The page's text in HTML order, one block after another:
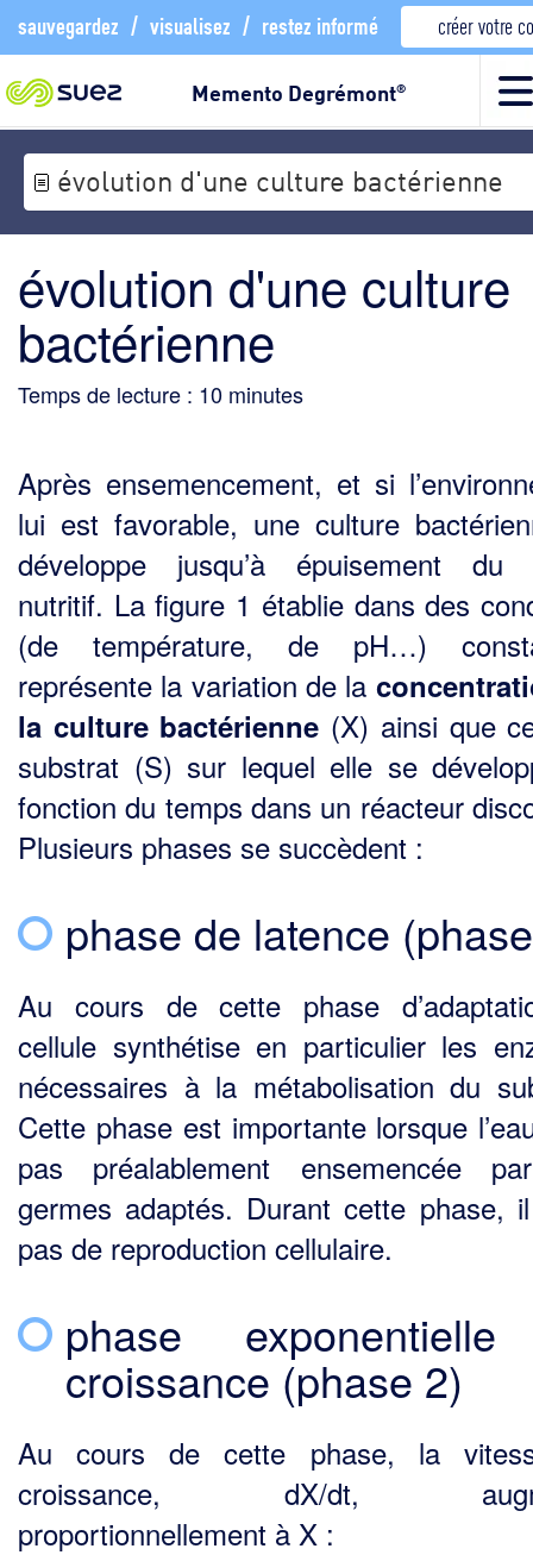
sauvegardez / visualisez / restez informé créer votre
Memento Degrémont®
évolution d'une culture bactérienne
évolution d'une culture
bactérienne
Temps de lecture : 10 minutes
Après ensemencement, et si
lui est favorable, une culture
développe jusqu’à épuisement du
nutritif. La figure 1 établie dans des
(de température, de pH…)
représente la variation de la
la culture bactérienne (X) ainsi que
subs­trat (S) sur lequel elle se
fonction du temps dans un réacteur
Plusieurs phases se succèdent :
phase de latence
Au cours de cette phase
cellule synthétise en particulier les
nécessaires à la métabolisation du
Cette phase est importante lorsque
pas préalablement ensemencée
germes adaptés. Durant cette phase,
pas de reproduction cellulaire.
phase
croissance (phase 2)
Au cours de cette phase, la
croissance, dX/dt,
proportionnellement à X :